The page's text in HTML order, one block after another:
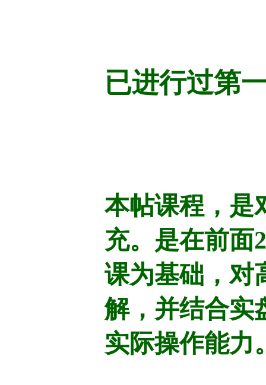
已进行过第
本帖课程，是
充。是在前面
课为基础，对
解，并结合实
实际操作能力